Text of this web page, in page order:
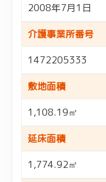
2008年7月1日
介護事業所番号
1472205333
敷地面積
1,108.19㎡
延床面積
1,774.92㎡